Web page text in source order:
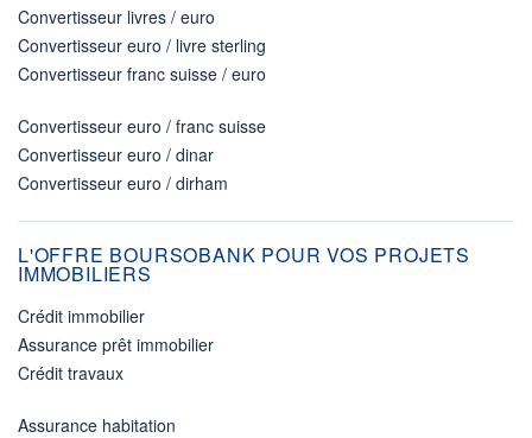
Convertisseur livres / euro
Convertisseur euro / livre sterling
Convertisseur franc suisse / euro
Convertisseur euro / franc suisse
Convertisseur euro / dinar
Convertisseur euro / dirham
L'OFFRE BOURSOBANK POUR VOS PROJETS
IMMOBILIERS
Crédit immobilier
Assurance prêt immobilier
Crédit travaux
Assurance habitation